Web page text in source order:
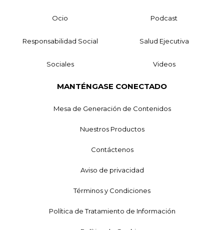
Ocio Podcast
Responsabilidad Social Salud Ejecutiva
Sociales Videos
MANTÉNGASE CONECTADO
Mesa de Generación de Contenidos
Nuestros Productos
Contáctenos
Aviso de privacidad
Términos y Condiciones
Política de Tratamiento de Información